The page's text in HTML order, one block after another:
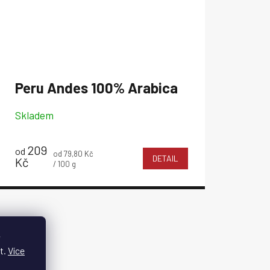
Více
Peru Andes 100% Arabica
Skladem
od 209
Kč
Měrná
cena:
od 79,80 Kč
/ 100 g
DETAIL